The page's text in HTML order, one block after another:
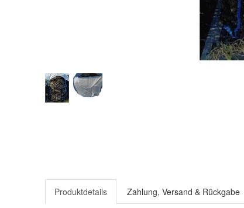
Produktdetails Zahlung, Versand & Rückgabe